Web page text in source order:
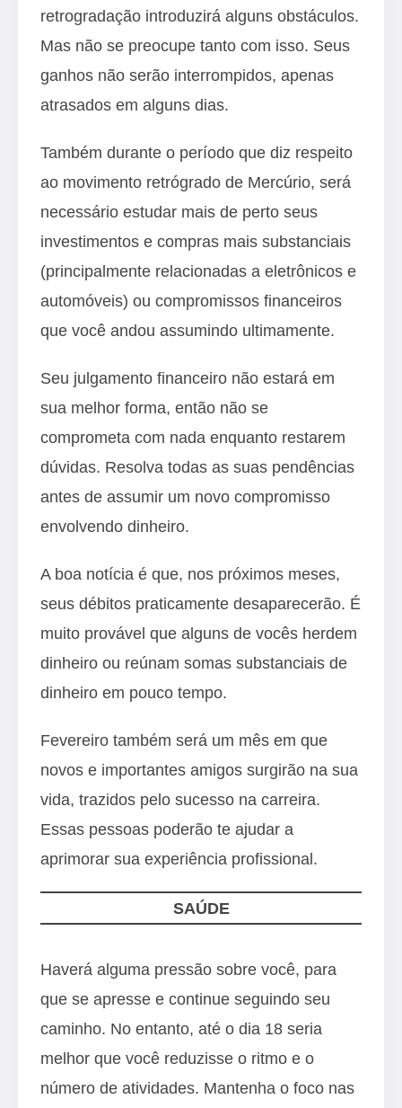
retrogradação introduzirá alguns obstáculos.
Mas não se preocupe tanto com isso. Seus
ganhos não serão interrompidos, apenas
atrasados em alguns dias.
Também durante o período que diz respeito
ao movimento retrógrado de Mercúrio, será
necessário estudar mais de perto seus
investimentos e compras mais substanciais
(principalmente relacionadas a eletrônicos e
automóveis) ou compromissos financeiros
que você andou assumindo ultimamente.
Seu julgamento financeiro não estará em
sua melhor forma, então não se
comprometa com nada enquanto restarem
dúvidas. Resolva todas as suas pendências
antes de assumir um novo compromisso
envolvendo dinheiro.
A boa notícia é que, nos próximos meses,
seus débitos praticamente desaparecerão. É
muito provável que alguns de vocês herdem
dinheiro ou reúnam somas substanciais de
dinheiro em pouco tempo.
Fevereiro também será um mês em que
novos e importantes amigos surgirão na sua
vida, trazidos pelo sucesso na carreira.
Essas pessoas poderão te ajudar a
aprimorar sua experiência profissional.
SAÚDE
Haverá alguma pressão sobre você, para
que se apresse e continue seguindo seu
caminho. No entanto, até o dia 18 seria
melhor que você reduzisse o ritmo e o
número de atividades. Mantenha o foco nas